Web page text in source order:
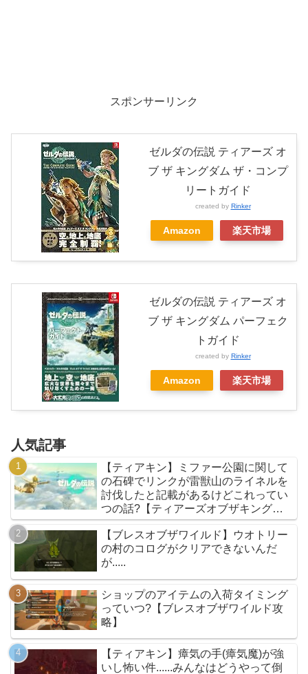
スポンサーリンク
ゼルダの伝説 ティアーズ オ
ブ ザ キングダム ザ・コンプ
リートガイド
created by Rinker
Amazon 楽天市場
ゼルダの伝説 ティアーズ オ
ブ ザ キングダム パーフェク
トガイド
created by Rinker
Amazon 楽天市場
人気記事
【ティアキン】ミファー公園に関して
の石碑でリンクが雷獣山のライネルを
討伐したと記載があるけどこれってい
つの話?【ティアーズオブザキングダ
ム】
【ブレスオブザワイルド】ウオトリー
の村のコログがクリアできないんだ
が.....
ショップのアイテムの入荷タイミング
っていつ?【ブレスオブザワイルド攻
略】
【ティアキン】瘴気の手(瘴気魔)が強
いし怖い件......みんなはどうやって倒